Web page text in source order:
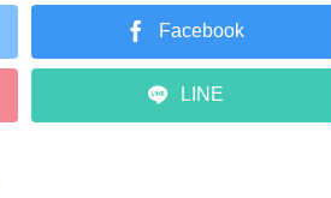
Facebook
LINE